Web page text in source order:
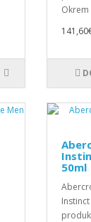
Okrem
50ml